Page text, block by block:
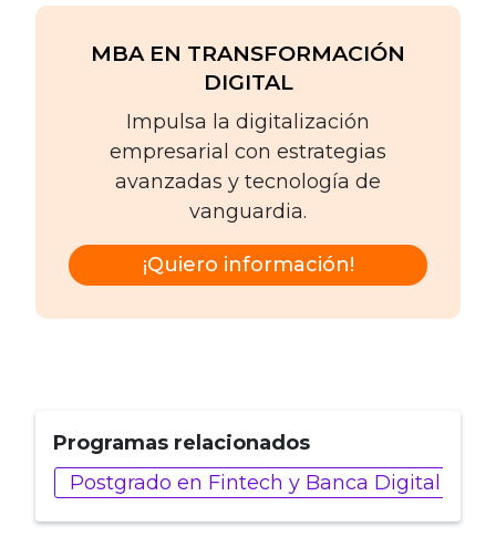
MBA EN TRANSFORMACIÓN
DIGITAL
Impulsa la digitalización
empresarial con estrategias
avanzadas y tecnología de
vanguardia.
¡Quiero información!
Programas relacionados
Postgrado en Fintech y Banca Digital